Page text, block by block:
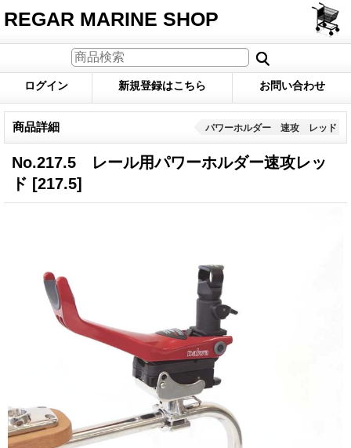
REGAR MARINE SHOP
ログイン 新規登録はこちら お問い合わせ
商品詳細 パワーホルダー 速攻 レッド
No.217.5 レール用パワーホルダー速攻レッ
ド [217.5]